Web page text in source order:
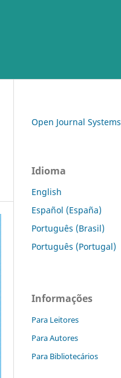
Open Journal Systems
Idioma
English
Español (España)
Português (Brasil)
Português (Portugal)
Informações
Para Leitores
Para Autores
Para Bibliotecários